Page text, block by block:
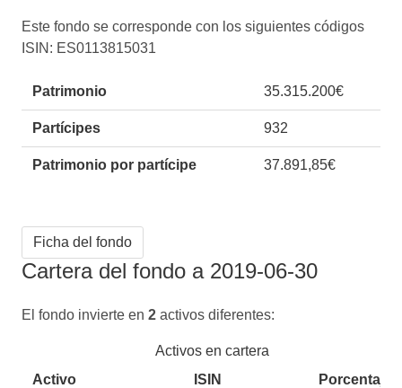
Este fondo se corresponde con los siguientes códigos
ISIN: ES0113815031
Patrimonio 35.315.200€
Partícipes 932
Patrimonio por partícipe 37.891,85€
Ficha del fondo
Cartera del fondo a 2019-06-30
El fondo invierte en 2 activos diferentes:
Activos en cartera
Activo
ISIN Porcentaje